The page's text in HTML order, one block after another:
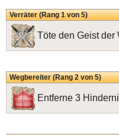
Verräter (Rang 1 von 5)
Töte den Geist der
Wegbereiter (Rang 2 von 5)
Entferne 3